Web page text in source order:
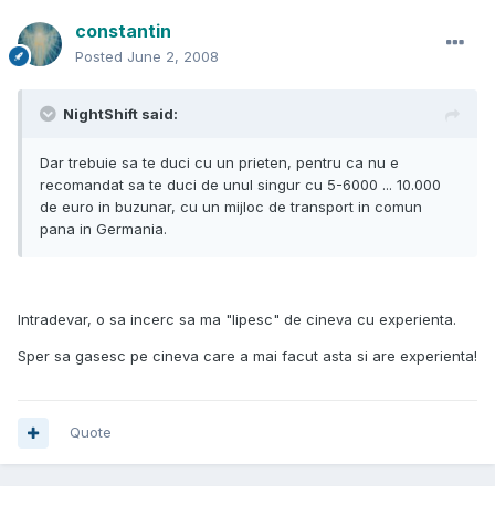
constantin
Posted June 2, 2008
NightShift said:
Dar trebuie sa te duci cu un prieten, pentru ca nu e
recomandat sa te duci de unul singur cu 5-6000 ... 10.000
de euro in buzunar, cu un mijloc de transport in comun
pana in Germania.
Intradevar, o sa incerc sa ma "lipesc" de cineva cu experienta.
Sper sa gasesc pe cineva care a mai facut asta si are experienta!
Quote